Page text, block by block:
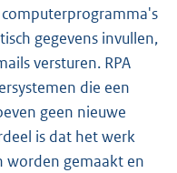
gegevens invullen,
versturen. RPA
die een
geen nieuwe
is dat het werk
worden gemaakt en